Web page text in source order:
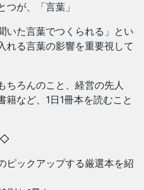
が、「言葉」
いた言葉でつくられる」とい
れる言葉の影響を重要視して
ちろんのこと、経営の先人
など、1日1冊本を読むこと
ピックアップする厳選本を紹